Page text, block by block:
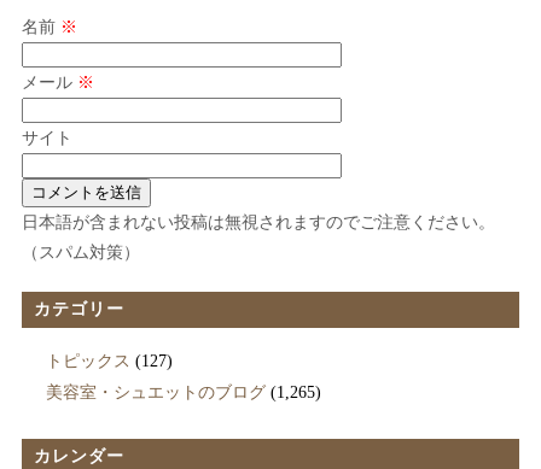
名前 ※
メール ※
サイト
日本語が含まれない投稿は無視されますのでご注意ください。
（スパム対策）
カテゴリー
トピックス (127)
美容室・シュエットのブログ(1,265)
カレンダー